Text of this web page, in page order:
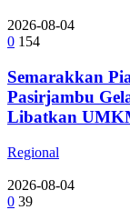
2026-08-04
0 154
Semarakkan
Pasirjambu
Libatkan
Regional
2026-08-04
0 39